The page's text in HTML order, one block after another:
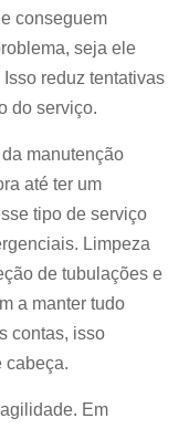
conseguem
seja ele
reduz tentativas
do serviço.
manutenção
até ter um
tipo de serviço
Limpeza
de tubulações e
a manter tudo
contas, isso
cabeça.
Em